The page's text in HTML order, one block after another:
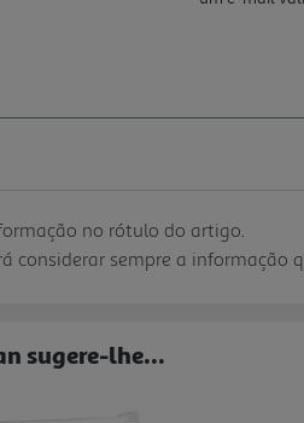
no rótulo do artigo.
sempre a informação
sugere-lhe...